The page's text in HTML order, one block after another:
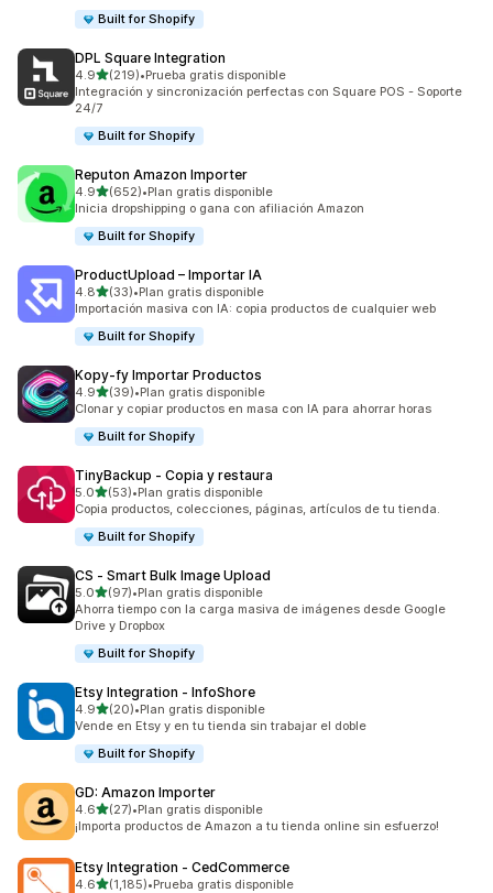
Built for Shopify
DPL Square Integration
4.9de 5 estrellas
(219)
219 reseñas en total
•Prueba gratis disponible
Integración y sincronización perfectas con Square POS - Soporte
24/7
Built for Shopify
Reputon Amazon Importer
4.9de 5 estrellas
(652)
652 reseñas en total
•Plan gratis disponible
Inicia dropshipping o gana con afiliación Amazon
Built for Shopify
ProductUpload – Importar IA
4.8de 5 estrellas
(33)
33 reseñas en total
•Plan gratis disponible
Importación masiva con IA: copia productos de cualquier web
Built for Shopify
Kopy‑fy Importar Productos
4.9de 5 estrellas
(39)
39 reseñas en total
•Plan gratis disponible
Clonar y copiar productos en masa con IA para ahorrar horas
Built for Shopify
TinyBackup ‑ Copia y restaura
5.0de 5 estrellas
(53)
53 reseñas en total
•Plan gratis disponible
Copia productos, colecciones, páginas, artículos de tu tienda.
Built for Shopify
CS ‑ Smart Bulk Image Upload
5.0de 5 estrellas
(97)
97 reseñas en total
•Plan gratis disponible
Ahorra tiempo con la carga masiva de imágenes desde Google
Drive y Dropbox
Built for Shopify
Etsy Integration ‑ InfoShore
4.9de 5 estrellas
(20)
20 reseñas en total
•Plan gratis disponible
Vende en Etsy y en tu tienda sin trabajar el doble
Built for Shopify
GD: Amazon Importer
4.6de 5 estrellas
(27)
27 reseñas en total
•Plan gratis disponible
¡Importa productos de Amazon a tu tienda online sin esfuerzo!
Etsy Integration ‑ CedCommerce
4.6de 5 estrellas
(1,185)•Prueba gratis disponible